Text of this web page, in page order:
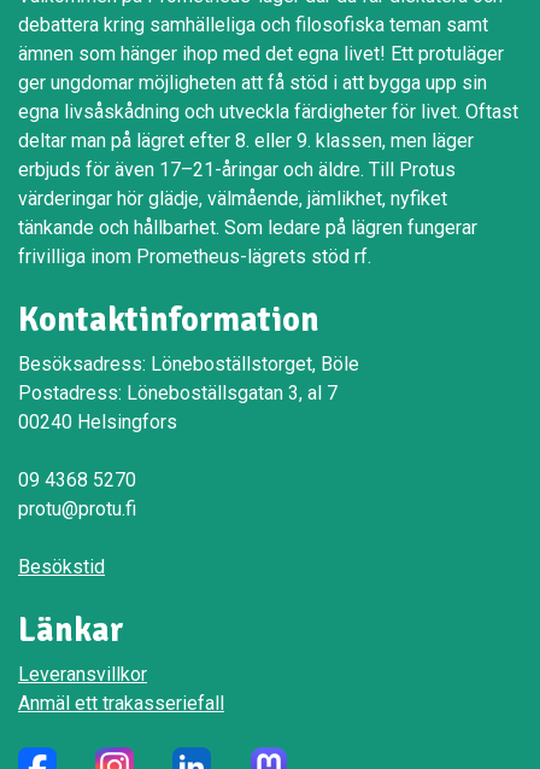
debattera kring samhälleliga och filosofiska teman samt
ämnen som hänger ihop med det egna livet! Ett protuläger
ger ungdomar möjligheten att få stöd i att bygga upp sin
egna livsåskådning och utveckla färdigheter för livet. Oftast
deltar man på lägret efter 8. eller 9. klassen, men läger
erbjuds för även 17–21-åringar och äldre. Till Protus
värderingar hör glädje, välmående, jämlikhet, nyfiket
tänkande och hållbarhet. Som ledare på lägren fungerar
frivilliga inom Prometheus-lägrets stöd rf.
Kontaktinformation
Besöksadress: Löneboställstorget, Böle
Postadress: Löneboställsgatan 3, al 7
00240 Helsingfors
09 4368 5270
protu@protu.fi
Besökstid
Länkar
Leveransvillkor
Anmäl ett trakasseriefall